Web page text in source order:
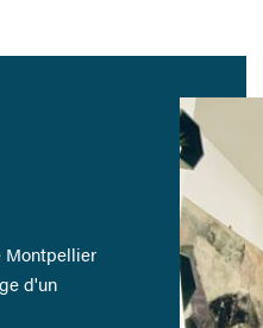
Montpellier
d'un